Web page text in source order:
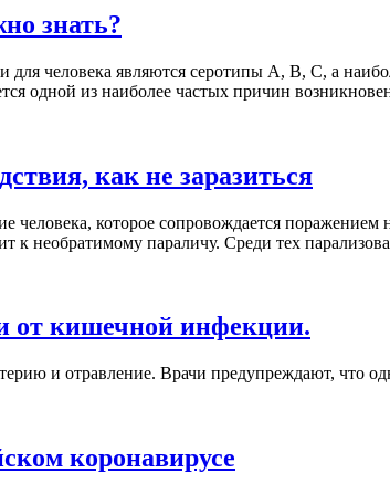
знать?
для человека являются серотипы А, В, С, а
одной из наиболее частых причин
как не заразиться
человека, которое сопровождается
к необратимому параличу. Среди тех
от кишечной инфекции.
и отравление. Врачи предупреждают, что
коронавирусе